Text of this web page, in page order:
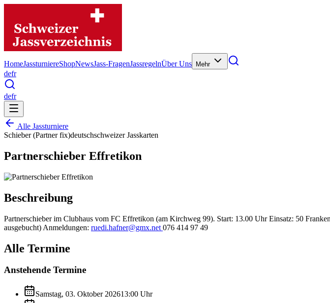
HomeJassturniereShopNewsJass-FragenJassregelnÜber Uns Mehr
defr
defr
Alle Jassturniere
Schieber (Partner fix)deutschschweizer Jasskarten
Partnerschieber Effretikon
Beschreibung
Partnerschieber im Clubhaus vom FC Effretikon (am Kirchweg 99). Start: 13.00 Uhr Einsatz: 50
ausgebucht) Anmeldungen: ruedi.hafner@gmx.net 076 414 97 49
Alle Termine
Anstehende Termine
Samstag, 03. Oktober 202613:00 Uhr